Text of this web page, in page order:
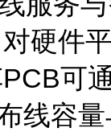
硬件
PCB可
线容